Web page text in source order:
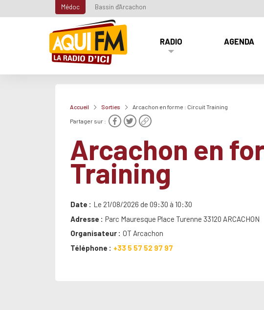
Médoc Bassin d'Arcachon
RADIO AGENDA
Accueil Sorties Arcachon en forme : Circuit Training
Partager sur :
Arcachon en
Training
Date
Le 21/08/2026 de 09:30 à 10:30
Adresse
Parc Mauresque Place Turenne 33120 ARCACHON
Organisateur
OT Arcachon
Téléphone
+33 5 57 52 97 97